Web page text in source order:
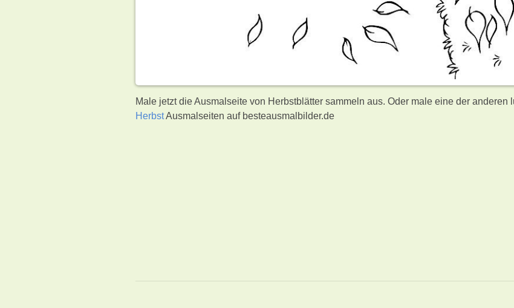
Male jetzt die Ausmalseite von Herbstblätter sammeln aus. Oder male eine der anderen
HerbstAusmalseiten auf besteausmalbilder.de